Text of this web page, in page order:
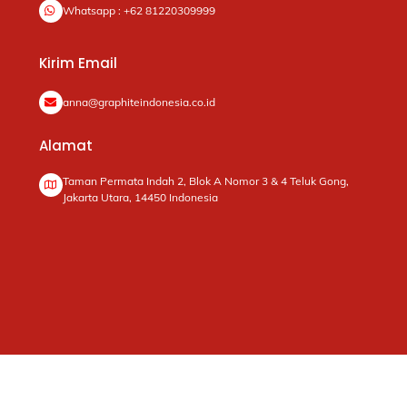
Whatsapp : +62 81220309999
Kirim Email
anna@graphiteindonesia.co.id
Alamat
Taman Permata Indah 2, Blok A Nomor 3 & 4 Teluk Gong,
Jakarta Utara, 14450 Indonesia